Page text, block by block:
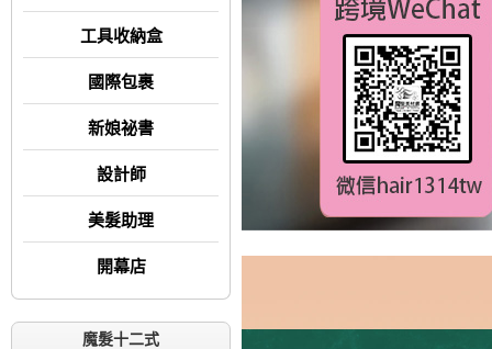
工具收納盒
國際包裹
新娘祕書
設計師
美髮助理
開幕店
魔髮十二式